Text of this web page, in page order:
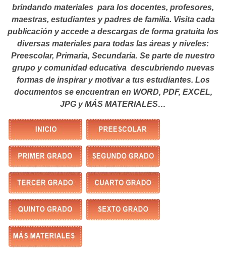
brindando materiales para los docentes, profesores,
maestras, estudiantes y padres de familia. Visita cada
publicación y accede a descargas de forma gratuita los
diversas materiales para todas las áreas y niveles:
Preescolar, Primaria, Secundaria. Se parte de nuestro
grupo y comunidad educativa descubriendo nuevas
formas de inspirar y motivar a tus estudiantes. Los
documentos se encuentran en WORD, PDF, EXCEL,
JPG y MÁS MATERIALES…